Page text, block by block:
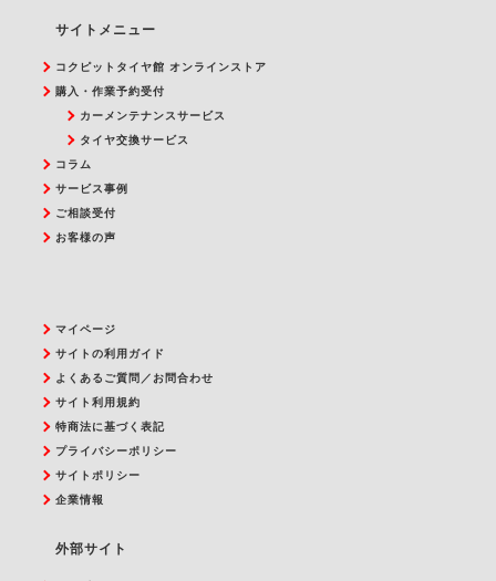
サイトメニュー
コクピットタイヤ館 オンラインストア
購入・作業予約受付
カーメンテナンスサービス
タイヤ交換サービス
コラム
サービス事例
ご相談受付
お客様の声
マイページ
サイトの利用ガイド
よくあるご質問／お問合わせ
サイト利用規約
特商法に基づく表記
プライバシーポリシー
サイトポリシー
企業情報
外部サイト